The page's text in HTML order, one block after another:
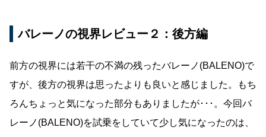
バレーノの視界レビュー２：後方編
前方の視界には若干の不満の残ったバレーノ(BALENO)で
すが、後方の視界は思ったよりも良いと感じました。もち
ろんちょっと気になった部分もありましたが･･･。今回バ
レーノ(BALENO)を試乗をしていて少し気になったのは、